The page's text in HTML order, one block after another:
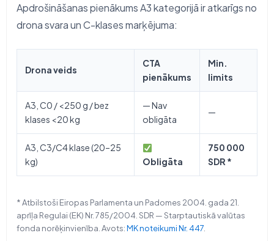
Apdrošināšanas pienākums A3 kategorijā ir atkarīgs no
drona svara un C-klases marķējuma:
Drona veids
CTA
pienākums
Min.
limits
A3, C0 / <250 g / bez
klases <20 kg
— Nav
obligāta
—
A3, C3/C4 klase (20–25
kg)
Obligāta
750 000
SDR *
* Atbilstoši Eiropas Parlamenta un Padomes 2004. gada 21.
aprīļa Regulai (EK) Nr. 785/2004. SDR — Starptautiskā valūtas
fonda norēķinvienība. Avots:MK noteikumi Nr. 447.